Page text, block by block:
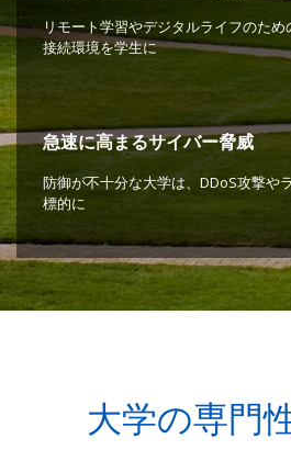
リモート学習やデジタルライフのため
接続環境を学生に
急速に高まるサイバー脅威
防御が不十分な大学は、DDoS攻撃や
標的に
大学の専門